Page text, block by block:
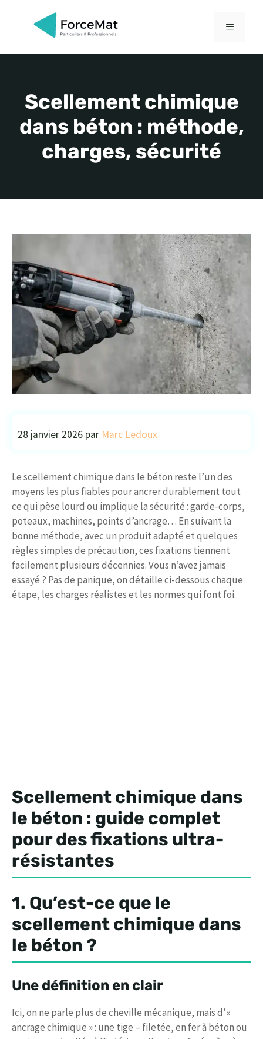
MENU
Scellement chimique
dans béton : méthode,
charges, sécurité
28 janvier 2026 par Marc Ledoux
Le scellement chimique dans le béton reste l’un des
moyens les plus fiables pour ancrer durablement tout
ce qui pèse lourd ou implique la sécurité : garde-corps,
poteaux, machines, points d’ancrage… En suivant la
bonne méthode, avec un produit adapté et quelques
règles simples de précaution, ces fixations tiennent
facilement plusieurs décennies. Vous n’avez jamais
essayé ? Pas de panique, on détaille ci-dessous chaque
étape, les charges réalistes et les normes qui font foi.
Scellement chimique dans
le béton : guide complet
pour des fixations ultra-
résistantes
1. Qu’est-ce que le
scellement chimique dans
le béton ?
Une définition en clair
Ici, on ne parle plus de cheville mécanique, mais d’«
ancrage chimique » : une tige – filetée, en fer à béton ou